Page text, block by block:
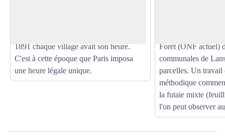
1891 chaque village avait son heure.
C'est à cette époque que Paris imposa
une heure légale unique.
Forêt (ONF actuel)
communales de
parcelles. Un travail
méthodique
la futaie mixte
l'on peut observer